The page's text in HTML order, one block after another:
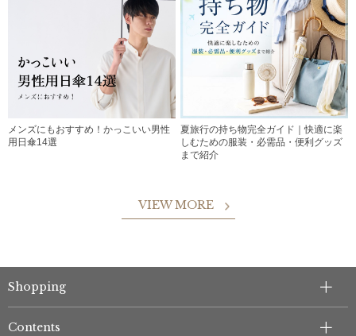
メンズにもおすすめ！かっこいい男性
用日傘14選
夏旅行の持ち物完全ガイド｜快適に楽
しむための服装・必需品・便利グッズ
まで紹介
VIEW MORE
Shopping
Contents